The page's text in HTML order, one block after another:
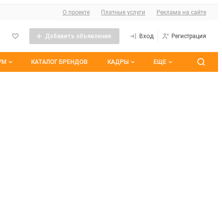
О сайте
О проекте Платные услуги Реклама на сайте
Добавить объявление Вход Регистрация
КАТАЛОГ БРЕНДОВ КАДРЫ ЕЩЕ